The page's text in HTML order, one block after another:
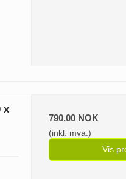
x
790,00 NOK
(inkl. mva.)
Vis